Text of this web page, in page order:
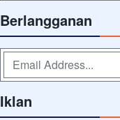
Berlangganan
Iklan